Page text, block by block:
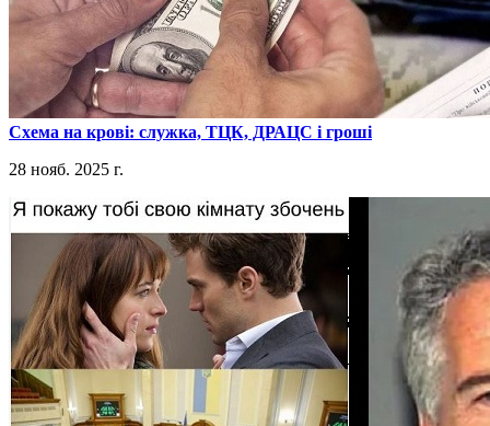
​Схема на крові: служка, ТЦК, ДРАЦС і гроші
28 нояб. 2025 г.